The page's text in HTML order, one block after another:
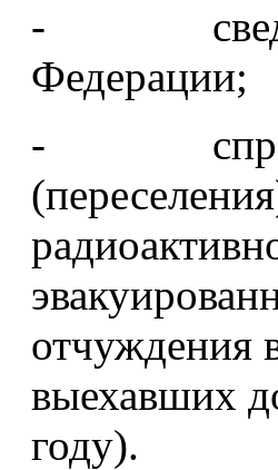
-
Федерации;
- справка,
отчуждения
выехавших
году).